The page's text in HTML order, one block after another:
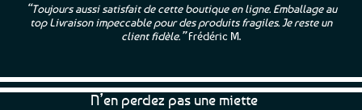
“Toujours aussi satisfait de cette boutique en ligne. Emballage au
top Livraison impeccable pour des produits fragiles. Je reste un
client fidèle.”Frédéric M.
N’en perdez pas une miette